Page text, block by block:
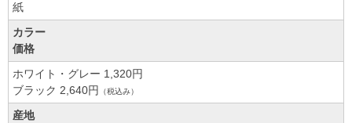
紙
カラー
価格
ホワイト・グレー 1,320円
ブラック 2,640円
（税込み）
産地